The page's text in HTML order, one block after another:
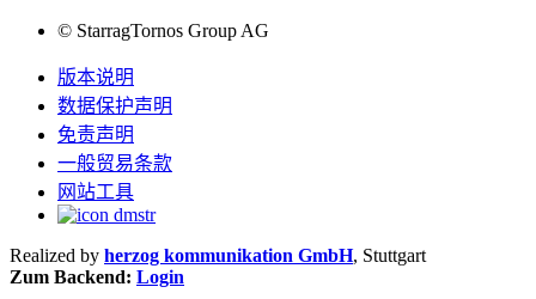
© StarragTornos Group AG
版本说明
数据保护声明
免责声明
一般贸易条款
网站工具
Realized by herzog kommunikation GmbH, Stuttgart
Zum Backend: Login